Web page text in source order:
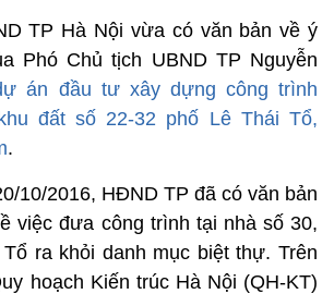
TP Hà Nội vừa có văn bản về ý
Phó Chủ tịch UBND TP Nguyễn
án đầu tư xây dựng công trình
đất số 22-32 phố Lê Thái Tổ,
.
10/2016, HĐND TP đã có văn bản
việc đưa công trình tại nhà số 30,
ra khỏi danh mục biệt thự. Trên
hoạch Kiến trúc Hà Nội (QH-KT)